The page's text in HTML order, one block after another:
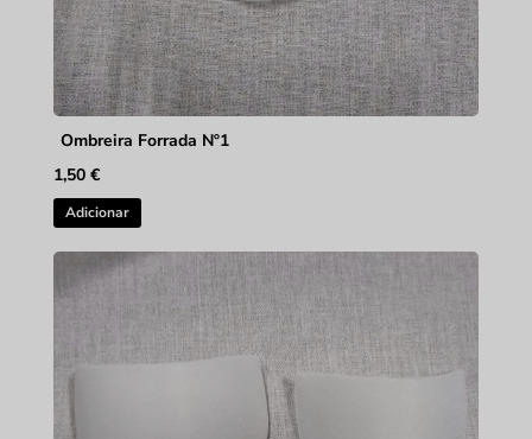
Ombreira Forrada Nº1
1,50 €
Adicionar